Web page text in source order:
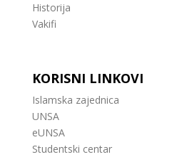
Historija
Vakifi
KORISNI LINKOVI
Islamska zajednica
UNSA
eUNSA
Studentski centar